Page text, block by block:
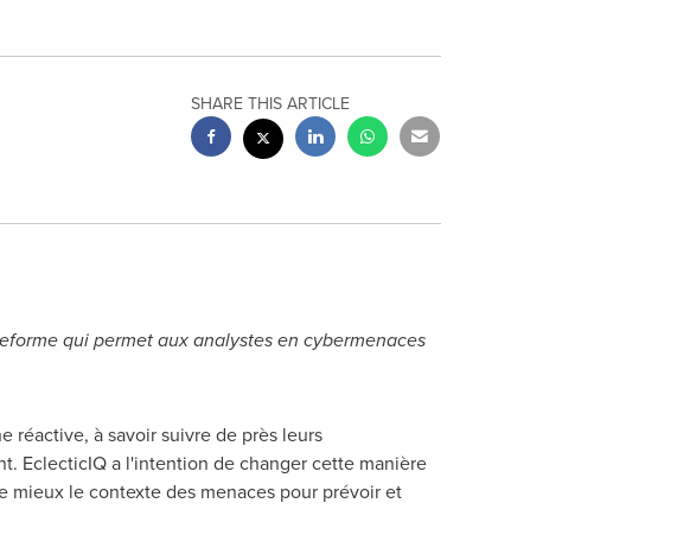
SHARE THIS ARTICLE
qui permet aux analystes en cybermenaces
réactive, à savoir suivre de près leurs
EclecticIQ a l'intention de changer cette manière
mieux le contexte des menaces pour prévoir et